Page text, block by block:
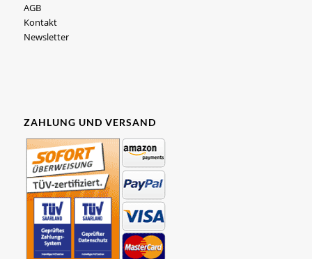
AGB
Kontakt
Newsletter
ZAHLUNG UND VERSAND